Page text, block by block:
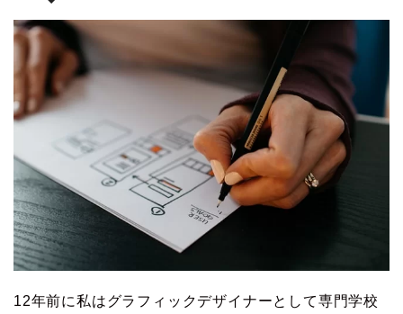
12年前に私はグラフィックデザイナーとして専門学校